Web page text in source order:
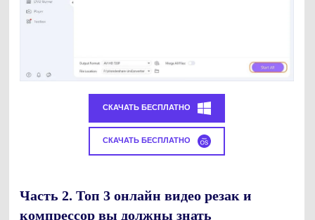
СКАЧАТЬ БЕСПЛАТНО
СКАЧАТЬ БЕСПЛАТНО
Часть 2. Топ 3 онлайн видео резак и
компрессор вы должны знать